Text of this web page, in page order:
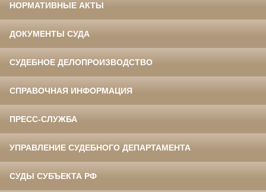
НОРМАТИВНЫЕ АКТЫ
ДОКУМЕНТЫ СУДА
СУДЕБНОЕ ДЕЛОПРОИЗВОДСТВО
СПРАВОЧНАЯ ИНФОРМАЦИЯ
ПРЕСС-СЛУЖБА
УПРАВЛЕНИЕ СУДЕБНОГО ДЕПАРТАМЕНТА
СУДЫ СУБЪЕКТА РФ